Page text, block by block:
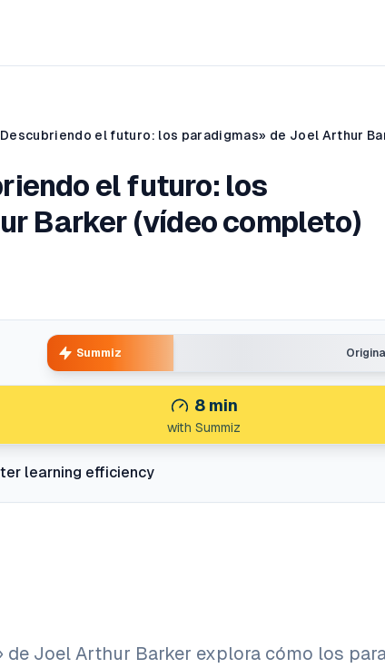
el futuro: los
Barker (vídeo completo)
Summiz
8min
with Summiz
learning efficiency
Joel Arthur Barker explora cómo los